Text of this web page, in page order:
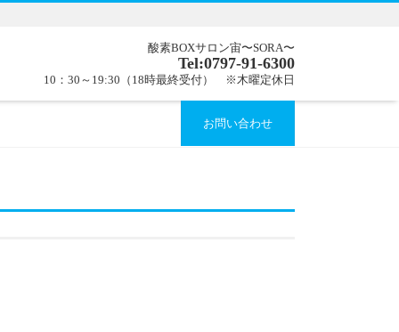
酸素BOXサロン宙〜SORA〜
Tel:0797-91-6300
10：30～19:30（18時最終受付） ※木曜定休日
お問い合わせ